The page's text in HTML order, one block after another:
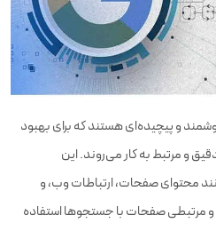
و پیچیده‌ای هستند که برای بهبود
و مرتبط به کار می‌روند. این
محتوای صفحات، ارتباطات وب، و
مرتبطی صفحات با جستجوها استفاده